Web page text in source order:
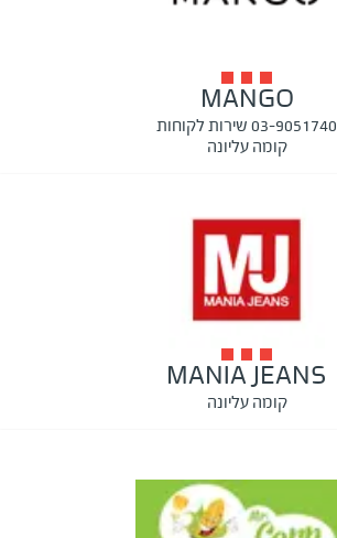
MANGO
03-9051740 שירות לקוחות
קומה עליונה
MANIA JEANS
קומה עליונה